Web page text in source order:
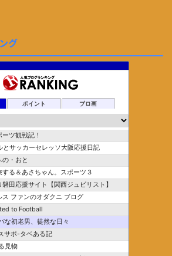
グ
ポイント ブロ画
ツ観戦記！
とサッカーセレッソ大阪応援日記
の・おと
する＆あさちゃん。スポーツ３
磐田応援サイト【関西ジュビリスト】
ス ファンのオダクニ ブログ
to Football
な初老男、徒然な日々
サポ-タベある記
見物